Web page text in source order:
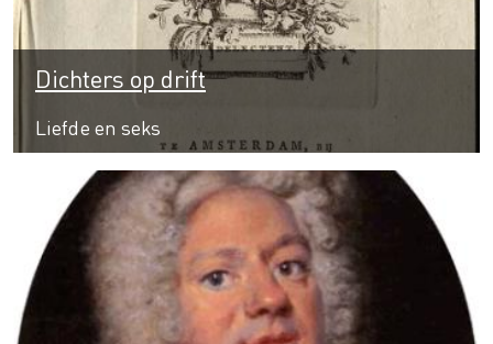
Dichters op drift
Liefde en seks